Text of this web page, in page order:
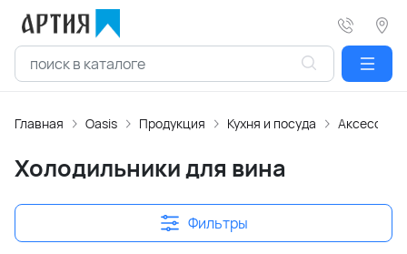
Главная Oasis Продукция Кухня и посуда
Холодильники для вина
Фильтры